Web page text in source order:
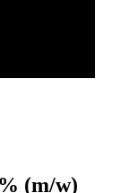
(m/w)